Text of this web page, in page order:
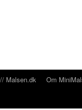
Malsen.dk Om